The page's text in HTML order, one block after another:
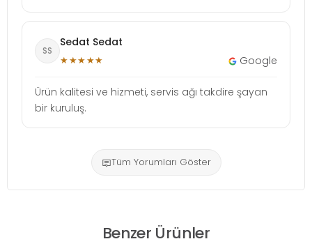
SS
Sedat Sedat
★★★★★ Google
Ürün kalitesi ve hizmeti, servis ağı takdire şayan
bir kuruluş.
Tüm Yorumları Göster
Benzer Ürünler